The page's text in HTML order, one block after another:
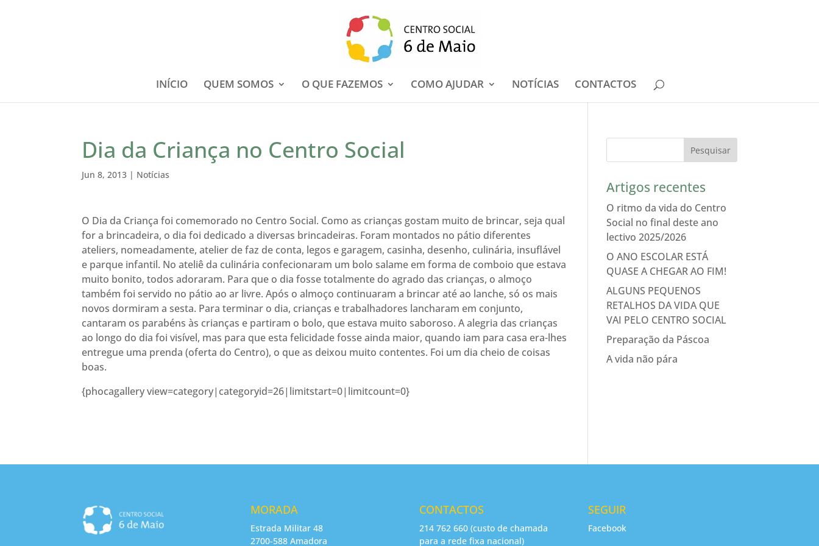
INÍCIO QUEM SOMOS O QUE FAZEMOS COMO AJUDAR NOTÍCIAS CONTACTOS
Dia da Criança no Centro Social
Jun 8, 2013 | Notícias
O Dia da Criança foi comemorado no Centro Social. Como as crianças gostam muito de brincar, seja qual
for a brincadeira, o dia foi dedicado a diversas brincadeiras. Foram montados no pátio diferentes
ateliers, nomeadamente, atelier de faz de conta, legos e garagem, casinha, desenho, culinária, insuflável
e parque infantil. No ateliê da culinária confecionaram um bolo salame em forma de comboio que estava
muito bonito, todos adoraram. Para que o dia fosse totalmente do agrado das crianças, o almoço
também foi servido no pátio ao ar livre. Após o almoço continuaram a brincar até ao lanche, só os mais
novos dormiram a sesta. Para terminar o dia, crianças e trabalhadores lancharam em conjunto,
cantaram os parabéns às crianças e partiram o bolo, que estava muito saboroso. A alegria das crianças
ao longo do dia foi visível, mas para que esta felicidade fosse ainda maior, quando iam para casa era-lhes
entregue uma prenda (oferta do Centro), o que as deixou muito contentes. Foi um dia cheio de coisas
boas.
{phocagallery view=category|categoryid=26|limitstart=0|limitcount=0}
Artigos recentes
O ritmo da vida do Centro
Social no final deste ano
lectivo 2025/2026
O ANO ESCOLAR ESTÁ
QUASE A CHEGAR AO FIM!
ALGUNS PEQUENOS
RETALHOS DA VIDA QUE
VAI PELO CENTRO SOCIAL
Preparação da Páscoa
A vida não pára
MORADA
Estrada Militar 48
2700-588 Amadora
CONTACTOS
214 762 660 (custo de chamada
para a rede fixa nacional)
SEGUIR
Facebook